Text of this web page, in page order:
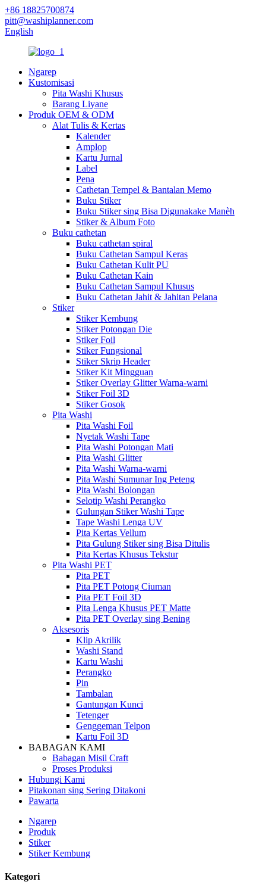
+86 18825700874
pitt@washiplanner.com
English
Ngarep
Kustomisasi
Pita Washi Khusus
Barang Liyane
Produk OEM & ODM
Alat Tulis & Kertas
Kalender
Amplop
Kartu Jurnal
Label
Pena
Cathetan Tempel & Bantalan Memo
Buku Stiker
Buku Stiker sing Bisa Digunakake Manèh
Stiker & Album Foto
Buku cathetan
Buku cathetan spiral
Buku Cathetan Sampul Keras
Buku Cathetan Kulit PU
Buku Cathetan Kain
Buku Cathetan Sampul Khusus
Buku Cathetan Jahit & Jahitan Pelana
Stiker
Stiker Kembung
Stiker Potongan Die
Stiker Foil
Stiker Fungsional
Stiker Skrip Header
Stiker Kit Mingguan
Stiker Overlay Glitter Warna-warni
Stiker Foil 3D
Stiker Gosok
Pita Washi
Pita Washi Foil
Nyetak Washi Tape
Pita Washi Potongan Mati
Pita Washi Glitter
Pita Washi Warna-warni
Pita Washi Sumunar Ing Peteng
Pita Washi Bolongan
Selotip Washi Perangko
Gulungan Stiker Washi Tape
Tape Washi Lenga UV
Pita Kertas Vellum
Pita Gulung Stiker sing Bisa Ditulis
Pita Kertas Khusus Tekstur
Pita Washi PET
Pita PET
Pita PET Potong Ciuman
Pita PET Foil 3D
Pita Lenga Khusus PET Matte
Pita PET Overlay sing Bening
Aksesoris
Klip Akrilik
Washi Stand
Kartu Washi
Perangko
Pin
Tambalan
Gantungan Kunci
Tetenger
Genggeman Telpon
Kartu Foil 3D
BABAGAN KAMI
Babagan Misil Craft
Proses Produksi
Hubungi Kami
Pitakonan sing Sering Ditakoni
Pawarta
Ngarep
Produk
Stiker
Stiker Kembung
Kategori